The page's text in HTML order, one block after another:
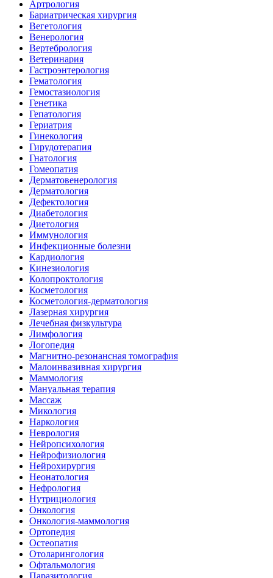
Артрология
Бариатрическая хирургия
Вегетология
Венерология
Вертебрология
Ветеринария
Гастроэнтерология
Гематология
Гемостазиология
Генетика
Гепатология
Гериатрия
Гинекология
Гирудотерапия
Гнатология
Гомеопатия
Дерматовенерология
Дерматология
Дефектология
Диабетология
Диетология
Иммунология
Инфекционные болезни
Кардиология
Кинезиология
Колопроктология
Косметология
Косметология-дерматология
Лазерная хирургия
Лечебная физкультура
Лимфология
Логопедия
Магнитно-резонансная томография
Малоинвазивная хирургия
Маммология
Мануальная терапия
Массаж
Микология
Наркология
Неврология
Нейропсихология
Нейрофизиология
Нейрохирургия
Неонатология
Нефрология
Нутрициология
Онкология
Онкология-маммология
Ортопедия
Остеопатия
Отоларингология
Офтальмология
Паразитология